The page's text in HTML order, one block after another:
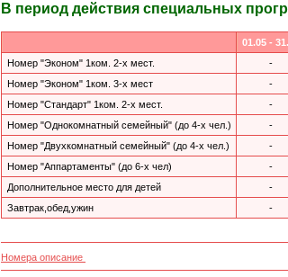
В период действия специальных
01.05 -
Номер "Эконом" 1ком. 2-х мест.
-
Номер "Эконом" 1ком. 3-х мест
-
Номер "Стандарт" 1ком. 2-х мест.
-
Номер "Однокомнатный семейный" (до 4-х чел.)
-
Номер "Двухкомнатный семейный" (до 4-х чел.)
-
Номер "Аппартаменты" (до 6-х чел)
-
Дополнительное место для детей
-
Завтрак,обед,ужин
-
Номера описание